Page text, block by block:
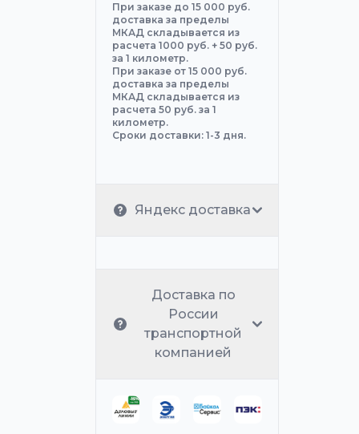
При заказе до 15 000 руб.
доставка за пределы
МКАД складывается из
расчета 1000 руб. + 50 руб.
за 1 километр.
При заказе от 15 000 руб.
доставка за пределы
МКАД складывается из
расчета 50 руб. за 1
километр.
Сроки доставки: 1-3 дня.
Яндекс доставка
Доставка по
России
транспортной
компанией